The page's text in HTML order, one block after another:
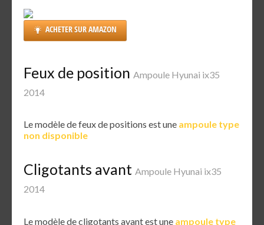
ACHETER SUR AMAZON
Feux de position Ampoule Hyunai ix35
2014
Le modèle de feux de positions est une ampoule type
non disponible
Cligotants avant Ampoule Hyunai ix35
2014
Le modèle de cligotants avant est une ampoule type